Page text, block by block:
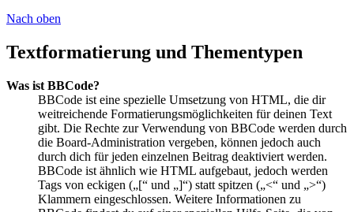
Nach oben
Textformatierung und Thementypen
Was ist BBCode?
BBCode ist eine spezielle Umsetzung von HTML, die dir
weitreichende Formatierungsmöglichkeiten für deinen Text
gibt. Die Rechte zur Verwendung von BBCode werden durch
die Board-Administration vergeben, können jedoch auch
durch dich für jeden einzelnen Beitrag deaktiviert werden.
BBCode ist ähnlich wie HTML aufgebaut, jedoch werden
Tags von eckigen („[“ und „]“) statt spitzen („<“ und „>“)
Klammern eingeschlossen. Weitere Informationen zu